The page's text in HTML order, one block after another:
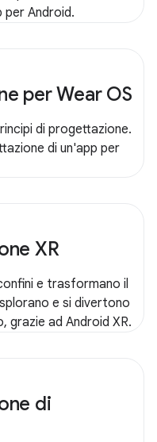
Android.
per Wear OS
di progettazione.
di un'app per
XR
e trasformano il
e si divertono
grazie ad Android XR.
di